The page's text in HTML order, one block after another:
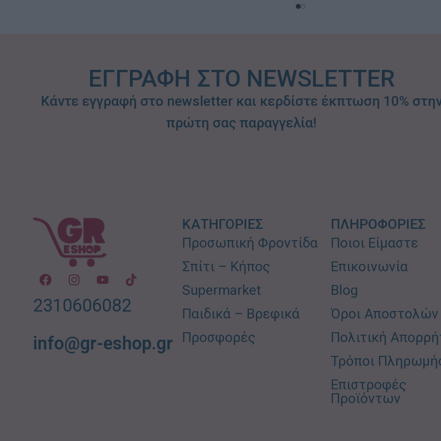
ΕΓΓΡΑΦΗ ΣΤΟ NEWSLETTER
Κάντε εγγραφή στο newsletter και κερδίστε έκπτωση 10%
πρώτη σας παραγγελία!
2310606082
info@gr-eshop.gr
ΚΑΤΗΓΟΡΙΕΣ
Προσωπική Φροντίδα
Σπίτι – Κήπος
Supermarket
Παιδικά – Βρεφικά
Προσφορές
ΠΛΗΡΟΦΟΡΙΕΣ
Ποιοι Είμαστε
Επικοινωνία
Blog
Όροι Αποστολών
Πολιτική
Τρόποι
Επιστροφές
Προϊόντων